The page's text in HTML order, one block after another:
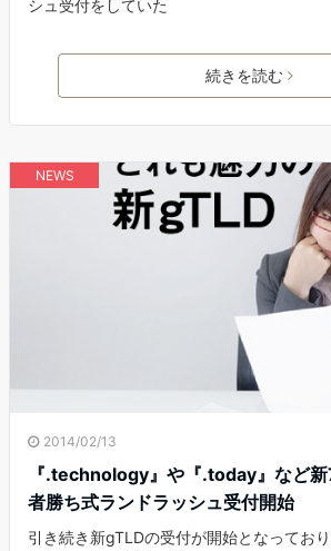
シュ受付をしていた
続きを読む
NEWS
2014/02/13
『.technology』や『.today』など
者勝ち式ランドラッシュ受付開始
引き続き新gTLDの受付が開始となってお